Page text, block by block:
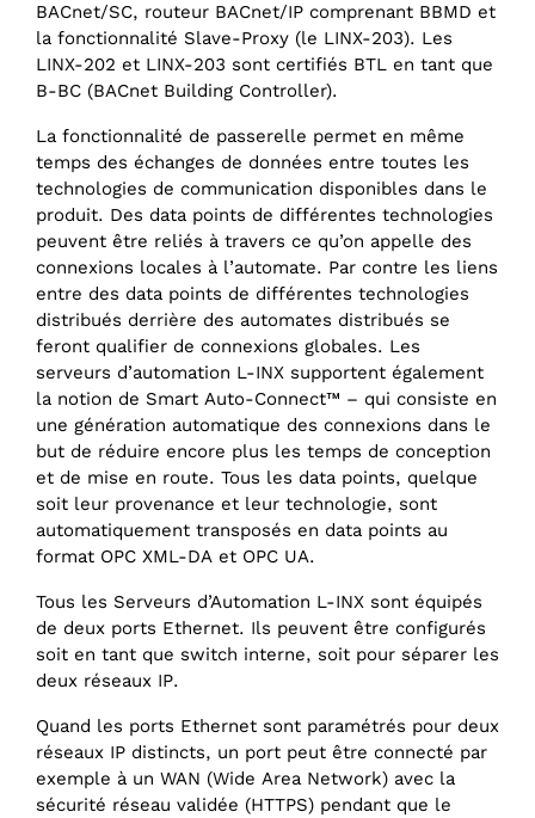
BACnet/SC, routeur BACnet/‌IP comprenant BBMD et
la fonctionnalité Slave-Proxy (le LINX-203). Les
LINX-202 et LINX-203 sont certifiés BTL en tant que
B-BC (BACnet Building Controller).
La fonctionnalité de passerelle permet en même
temps des échanges de données entre toutes les
technologies de communication disponibles dans le
produit. Des data points de différentes technologies
peuvent être reliés à travers ce qu’on appelle des
connexions locales à l’automate. Par contre les liens
entre des data points de différentes technologies
distribués derrière des automates distribués se
feront qualifier de connexions globales. Les
serveurs d’automation L-INX supportent également
la notion de Smart Auto-Connect™ – qui consiste en
une génération automatique des connexions dans le
but de réduire encore plus les temps de conception
et de mise en route. Tous les data points, quelque
soit leur provenance et leur technologie, sont
automatiquement transposés en data points au
format OPC XML-DA et OPC UA.
Tous les Serveurs d’Automation L-INX sont équipés
de deux ports Ethernet. Ils peuvent être configurés
soit en tant que switch interne, soit pour séparer les
deux réseaux IP.
Quand les ports Ethernet sont paramétrés pour deux
réseaux IP distincts, un port peut être connecté par
exemple à un WAN (Wide Area Network) avec la
sécurité réseau validée (HTTPS) pendant que le